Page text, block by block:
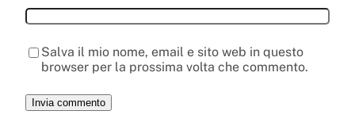
Salva il mio nome, email e sito web in questo
browser per la prossima volta che commento.